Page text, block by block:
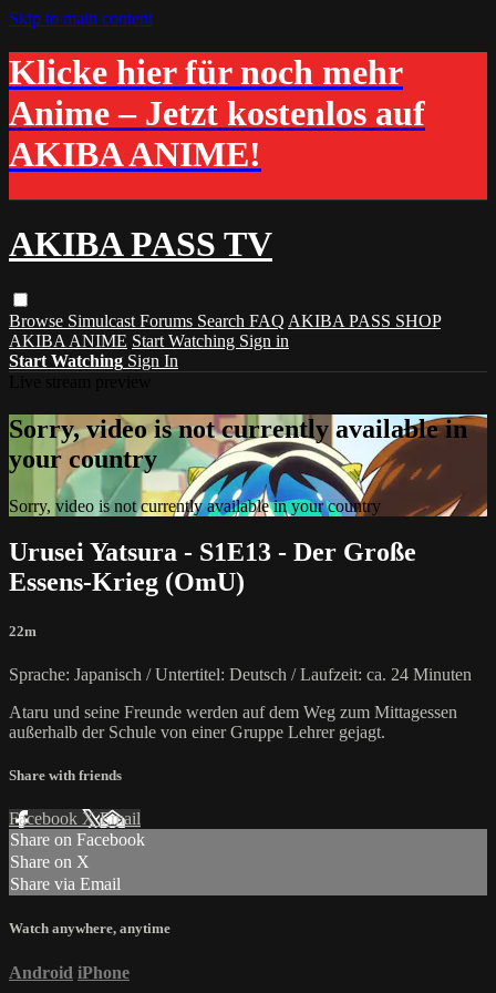
Skip to main content
Klicke hier für noch mehr
Anime – Jetzt kostenlos auf
AKIBA ANIME!
AKIBA PASS TV
Browse Simulcast Forums Search FAQ AKIBA PASS SHOP
AKIBA ANIME Start Watching Sign in
Start Watching Sign In
Sorry, video is not currently available in
your country
Sorry, video is not currently available in your country
Urusei Yatsura - S1E13 - Der Große
Essens-Krieg (OmU)
22m
Sprache: Japanisch / Untertitel: Deutsch / Laufzeit: ca. 24 Minuten
Ataru und seine Freunde werden auf dem Weg zum Mittagessen
außerhalb der Schule von einer Gruppe Lehrer gejagt.
Share with friends
Facebook XEmail
Share on Facebook
Share on X
Share via Email
Watch anywhere, anytime
Android iPhone